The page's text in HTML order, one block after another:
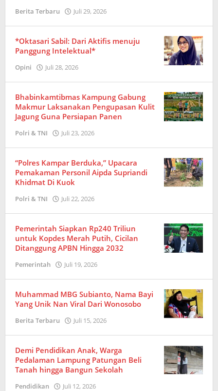
Berita Terbaru Juli 29, 2026
*Oktasari Sabil: Dari Aktifis menuju
Panggung Intelektual*
Opini Juli 28, 2026
Bhabinkamtibmas Kampung Gabung
Makmur Laksanakan Pengupasan Kulit
Jagung Guna Persiapan Panen
Polri & TNI Juli 23, 2026
“Polres Kampar Berduka,” Upacara
Pemakaman Personil Aipda Supriandi
Khidmat Di Kuok
Polri & TNI Juli 22, 2026
Pemerintah Siapkan Rp240 Triliun
untuk Kopdes Merah Putih, Cicilan
Ditanggung APBN Hingga 2032
Pemerintah Juli 19, 2026
Muhammad MBG Subianto, Nama Bayi
Yang Unik Nan Viral Dari Wonosobo
Berita Terbaru Juli 15, 2026
Demi Pendidikan Anak, Warga
Pedalaman Lampung Patungan Beli
Tanah hingga Bangun Sekolah
Pendidikan Juli 12, 2026